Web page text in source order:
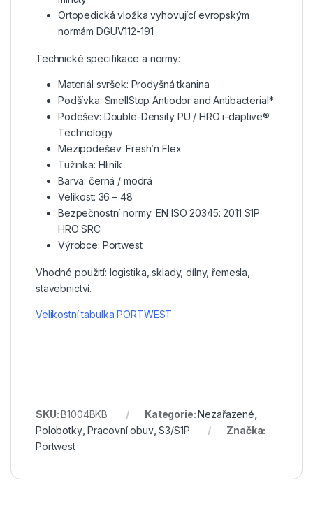
Ortopedická vložka vyhovující evropským
normám DGUV112-191
Technické specifikace a normy:
Materiál svršek: Prodyšná tkanina
Podšívka: SmellStop Antiodor and Antibacterial*
Podešev: Double-Density PU / HRO i-daptive®
Technology
Mezipodešev: Fresh’n Flex
Tužinka: Hliník
Barva: černá / modrá
Velikost: 36 – 48
Bezpečnostní normy: EN ISO 20345: 2011 S1P
HRO SRC
Výrobce: Portwest
Vhodné použití: logistika, sklady, dílny, řemesla,
stavebnictví.
Velikostní tabulka PORTWEST
SKU:B1004BKB Kategorie:Nezařazené
Polobotky,Pracovní obuv,S3/S1P
Značka:
Portwest